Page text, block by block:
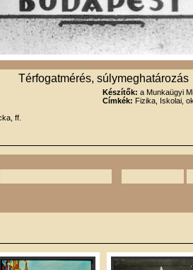
Térfogatmérés, súlymeghatározás
ff.
Készítők: a Munkaügyi
Címkék: Fizika, Iskolai,